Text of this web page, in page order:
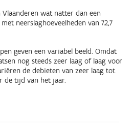
wat natter dan een
neerslaghoeveelheden van 72,7
geven een variabel beeld. Omdat
nog steeds zeer laag of laag voor
de debieten van zeer laag tot
de tijd van het jaar.